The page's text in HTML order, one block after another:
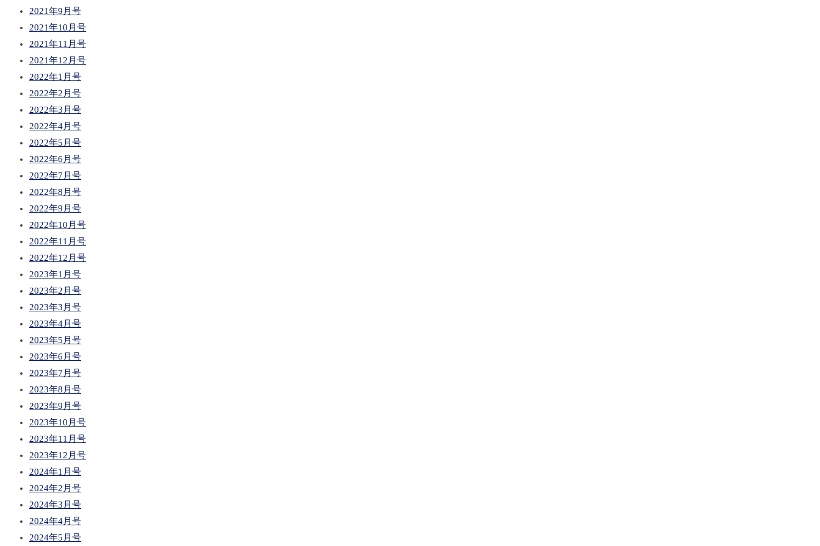
2021年9月号
2021年10月号
2021年11月号
2021年12月号
2022年1月号
2022年2月号
2022年3月号
2022年4月号
2022年5月号
2022年6月号
2022年7月号
2022年8月号
2022年9月号
2022年10月号
2022年11月号
2022年12月号
2023年1月号
2023年2月号
2023年3月号
2023年4月号
2023年5月号
2023年6月号
2023年7月号
2023年8月号
2023年9月号
2023年10月号
2023年11月号
2023年12月号
2024年1月号
2024年2月号
2024年3月号
2024年4月号
2024年5月号